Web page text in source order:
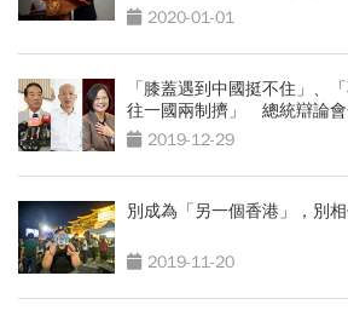
2020-01-01
「膝蓋遇到中國挺不住」、
往一國兩制擠」 總統辯論
2019-12-29
別成為「另一個香港」，別
2019-11-20